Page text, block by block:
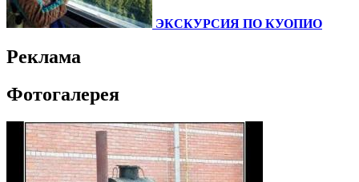
ЭКСКУРСИЯ ПО КУОПИО
Реклама
Фотогалерея